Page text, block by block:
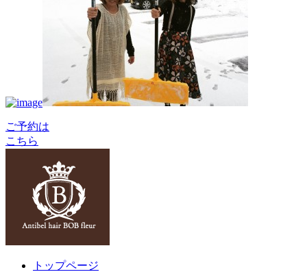
ご予約は
こちら
トップページ